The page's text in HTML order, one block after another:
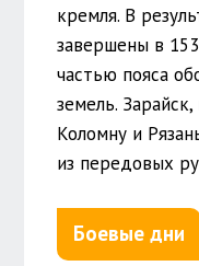
кремля. В
завершены в
частью пояса
земель.
Коломну и
из передовых
Боевые дни